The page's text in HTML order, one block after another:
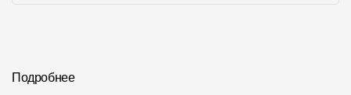
Подробнее